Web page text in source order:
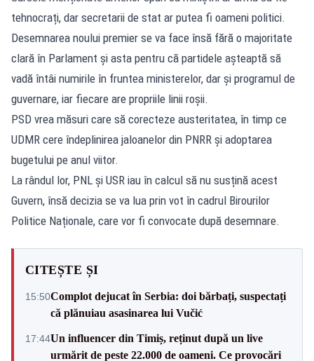
tehnocrați, dar secretarii de stat ar putea fi oameni politici.
Desemnarea noului premier se va face însă fără o majoritate
clară în Parlament și asta pentru că partidele așteaptă să
vadă întâi numirile în fruntea ministerelor, dar și programul de
guvernare, iar fiecare are propriile linii roșii.
PSD vrea măsuri care să corecteze austeritatea, în timp ce
UDMR cere îndeplinirea jaloanelor din PNRR și adoptarea
bugetului pe anul viitor.
La rândul lor, PNL și USR iau în calcul să nu susțină acest
Guvern, însă decizia se va lua prin vot în cadrul Birourilor
Politice Naționale, care vor fi convocate după desemnare.
CITEȘTE ȘI
15:50Complot dejucat în Serbia: doi bărbați, suspectați
că plănuiau asasinarea lui Vučić
17:44Un influencer din Timiș, reținut după un live
urmărit de peste 22.000 de oameni. Ce provocări